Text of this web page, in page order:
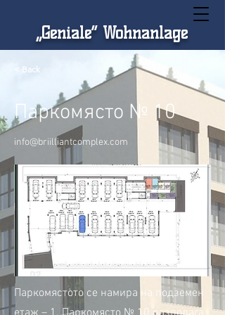
„Geniale“ Wohnanlage
< Back
Паркомясто № 10
info@briilliantcomplex.com
Паркомястото се намира на подземен